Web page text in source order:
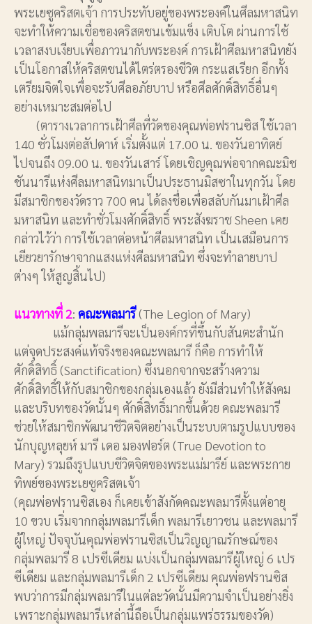
พระเยซูคริสตเจ้า การประทับอยู่ของพระองค์ในศีลมหาสนิท
จะทำให้ความเชื่อของคริสตชนเข้มแข็ง เติบโต ผ่านการใช้
เวลาสงบเงียบเพื่อภาวนากับพระองค์ การเฝ้าศีลมหาสนิทยัง
เป็นโอกาสให้คริสตชนได้ไตร่ตรองชีวิต กระแสเรียก อีกทั้ง
เตรียมจิตใจเพื่อจะรับศีลอภัยบาป หรือศีลศักดิ์สิทธิ์อื่นๆ
อย่างเหมาะสมต่อไป
(ตารางเวลาการเฝ้าศีลที่วัดของคุณพ่อฟรานซิส ใช้เวลา
140 ชั่วโมงต่อสัปดาห์ เริ่มตั้งแต่ 17.00 น. ของวันอาทิตย์
ไปจนถึง 09.00 น. ของวันเสาร์ โดยเชิญคุณพ่อจากคณะมิช
ชันนารีแห่งศีลมหาสนิทมาเป็นประธานมิสซาในทุกวัน โดย
มีสมาชิกของวัดราว 700 คน ได้ลงชื่อเพื่อสลับกันมาเฝ้าศีล
มหาสนิท และทำชั่วโมงศักดิ์สิทธิ์ พระสังฆราช Sheen เคย
กล่าวไว้ว่า การใช้เวลาต่อหน้าศีลมหาสนิท เป็นเสมือนการ
เยียวยารักษาจากแสงแห่งศีลมหาสนิท ซึ่งจะทำลายบาป
ต่างๆ ให้สูญสิ้นไป)
แนวทางที่ 2: คณะพลมารี(The Legion of Mary)
แม้กลุ่มพลมารีจะเป็นองค์กรที่ขึ้นกับสันตะสำนัก
แต่จุดประสงค์แท้จริงของคณะพลมารี ก็คือ การทำให้
ศักดิ์สิทธิ์ (Sanctification) ซึ่งนอกจากจะสร้างความ
ศักดิ์สิทธิ์ให้กับสมาชิกของกลุ่มเองแล้ว ยังมีส่วนทำให้สังคม
และบริบทของวัดนั้นๆ ศักดิ์สิทธิ์มากขึ้นด้วย คณะพลมารี
ช่วยให้สมาชิกพัฒนาชีวิตจิตอย่างเป็นระบบตามรูปแบบของ
นักบุญหลุยห์ มารี เดอ มองฟอร์ต (True Devotion to
Mary) รวมถึงรูปแบบชีวิตจิตของพระแม่มารีย์ และพระกาย
ทิพย์ของพระเยซูคริสตเจ้า
(คุณพ่อฟรานซิสเอง ก็เคยเข้าสังกัดคณะพลมารีตั้งแต่อายุ
10 ขวบ เริ่มจากกลุ่มพลมารีเด็ก พลมารีเยาวชน และพลมารี
ผู้ใหญ่ ปัจจุบันคุณพ่อฟรานซิสเป็นวิญญาณรักษณ์ของ
กลุ่มพลมารี 8 เปรซีเดียม แบ่งเป็นกลุ่มพลมารีผู้ใหญ่ 6 เปร
ซีเดียม และกลุ่มพลมารีเด็ก 2 เปรซีเดียม คุณพ่อฟรานซิส
พบว่าการมีกลุ่มพลมารีในแต่ละวัดนั้นมีความจำเป็นอย่างยิ่ง
เพราะกลุ่มพลมารีเหล่านี้ถือเป็นกลุ่มแพร่ธรรมของวัด)